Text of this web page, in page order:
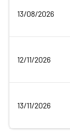
13/08/2026
12/11/2026
13/11/2026